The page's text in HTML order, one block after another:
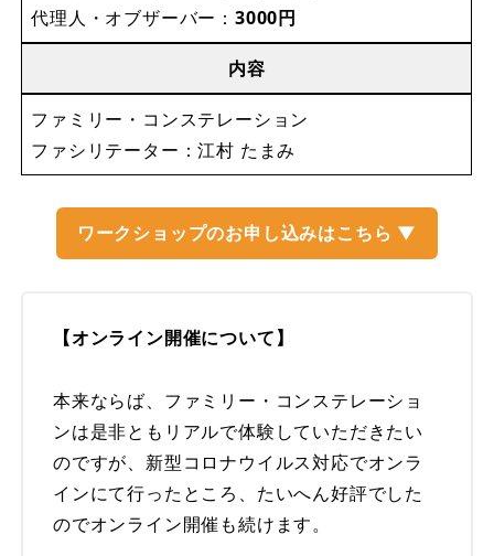
代理人・オブザーバー： 3000円
内容
ファミリー・コンステレーション
ファシリテーター：江村 たまみ
ワークショップのお申し込みはこちら ▼
【オンライン開催について】
本来ならば、ファミリー・コンステレーショ
ンは是非ともリアルで体験していただきたい
のですが、新型コロナウイルス対応でオンラ
インにて行ったところ、たいへん好評でした
のでオンライン開催も続けます。